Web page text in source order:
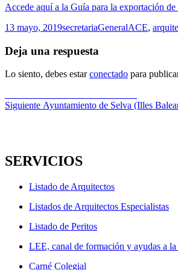
Accede aquí a la Guía para la exportación
Publicado
13 mayo, 2019Autor
secretariaCategorías
GeneralEtiquetas
ACE,
Deja una respuesta
Lo siento, debes estarconectado para
Navegación
de
anterior:
Siguiente Entrada
Ayuntamiento de Selva (Illes
SERVICIOS
Listado de Arquitectos
Listados de Arquitectos Especialistas
Listado de Peritos
LEE, canal de formación y ayudas a
Carné Colegial